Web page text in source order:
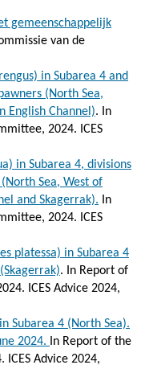
gemeenschappelijk
van de
in Subarea 4 and
(North Sea,
English Channel). In
2024. ICES
in Subarea 4, divisions
Sea, West of
and Skagerrak). In
2024. ICES
platessa) in Subarea 4
. In Report of
ICES Advice 2024,
Subarea 4 (North Sea).
2024.
In Report of the
ICES Advice 2024,